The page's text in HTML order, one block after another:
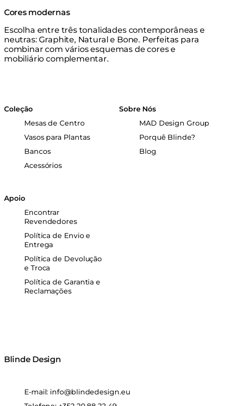
Cores modernas
Escolha entre três tonalidades contemporâneas e
neutras: Graphite, Natural e Bone. Perfeitas para
combinar com vários esquemas de cores e
mobiliário complementar.
Coleção
Mesas de Centro
Vasos para Plantas
Bancos
Acessórios
Sobre Nós
MAD Design Group
Porquê Blinde?
Blog
Apoio
Encontrar
Revendedores
Política de Envio e
Entrega
Política de Devolução
e Troca
Política de Garantia e
Reclamações
Blinde Design
E-mail: info@blindedesign.eu